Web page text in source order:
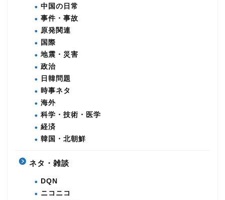
中国の日常
事件・事故
原発関連
国際
地震・災害
政治
日韓問題
時事ネタ
海外
科学・技術・医学
経済
韓国・北朝鮮
ネタ・雑談
DQN
ニコニコ